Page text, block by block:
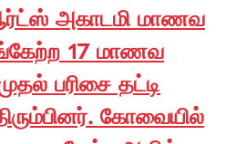
அகாடமி மாணவ
17 மாணவ
பரிசை தட்டி
கோவையில்